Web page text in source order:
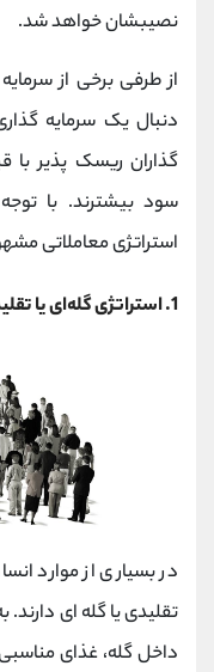
نصیبشان خواهد شد.
از طرفی برخی از
دنبال یک سرمایه
گذاران ریسک پذیر با
سود بیشترند. با
استراتژی معاملاتی
1. استراتژی گله‌ای یا تقلیدی
در بسیاری از موارد
تقلیدی یا گله ای
داخل گله، غذای